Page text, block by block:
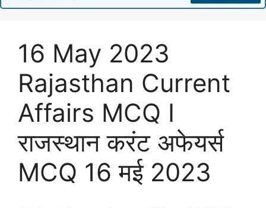
16 May 2023
Rajasthan Current
Affairs MCQ I
राजस्थान करंट अफेयर्स
MCQ 16 मई 2023